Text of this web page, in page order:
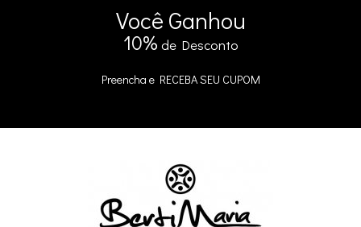
5% DE DESCONTO no Pix e Boleto
Você Ganhou
10% de Desconto
Preencha e RECEBA SEU CUPOM